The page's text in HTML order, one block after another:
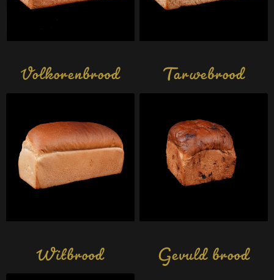
Volkorenbrood Tarwebrood
Witbrood Gevuld brood